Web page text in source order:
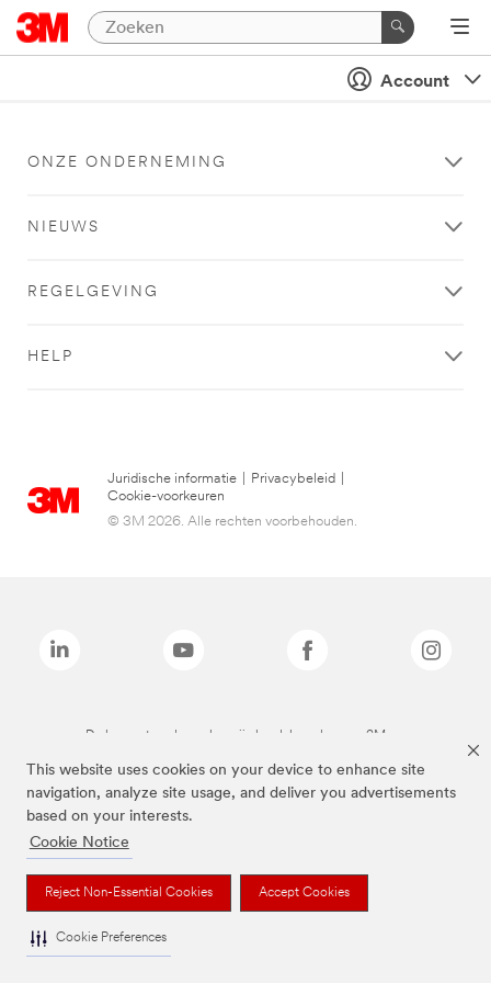
This website uses cookies on your device to enhance site
navigation, analyze site usage, and deliver you advertisements
based on your interests.
Cookie Notice
Reject Non-Essential Cookies Accept Cookies
Cookie Preferences
Account
ONZE ONDERNEMING
NIEUWS
REGELGEVING
HELP
Juridische informatie Privacybeleid
Cookie-voorkeuren
© 3M 2026. Alle rechten voorbehouden.
De bovenstaande merken zijn handelsmerken van 3M.we